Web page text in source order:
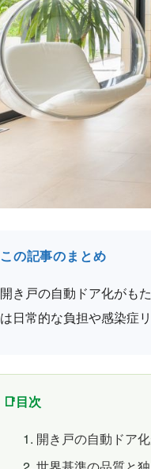
この記事のまとめ
開き戸の自動ドア化がも
は日常的な負担や感染症
目次
開き戸の自動ドア